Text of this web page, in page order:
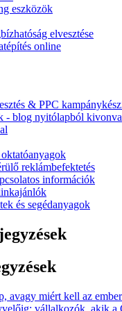
eszközök
elvesztése
online
& PPC
- blog nyitólapból kivonva
reklámbefektetés
információk
és segédanyagok
avagy miért kell az